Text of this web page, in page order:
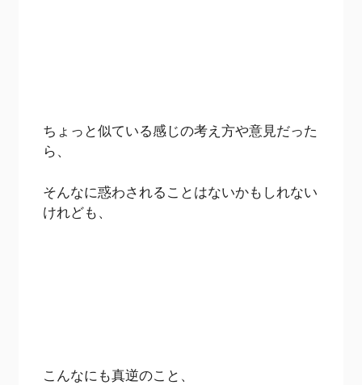
ちょっと似ている感じの考え方や意見だった
ら、
そんなに惑わされることはないかもしれない
けれども、
こんなにも真逆のこと、